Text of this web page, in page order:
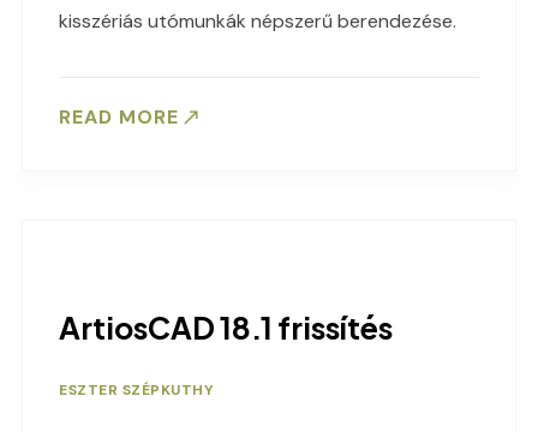
kisszériás utómunkák népszerű berendezése.
READ MORE
ArtiosCAD 18.1 frissítés
ESZTER SZÉPKUTHY